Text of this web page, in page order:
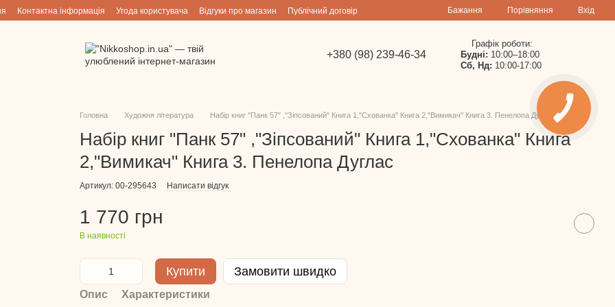
Контактна інформація Угода користувача Відгуки про магазин Публічний договір Бажання Порівняння Вхід
+380 (98) 239-46-34
Графік роботи:
Будні: 10:00–18:00
Сб, Нд: 10:00-17:00
Головна Художня література Набір книг "Панк 57" ,"Зіпсований" Книга 1,"Схованка" Книга 2,"Вимикач" Книга 3. Пенелопа Дуглас
Набір книг "Панк 57" ,"Зіпсований" Книга 1,"Схованка" Книга
2,"Вимикач" Книга 3. Пенелопа Дуглас
Артикул: 00-295643 Написати відгук
1 770 грн
В наявності
Купити Замовити швидко
Опис Характеристики